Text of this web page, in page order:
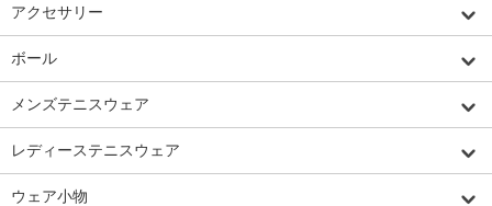
アクセサリー
ボール
メンズテニスウェア
レディーステニスウェア
ウェア小物